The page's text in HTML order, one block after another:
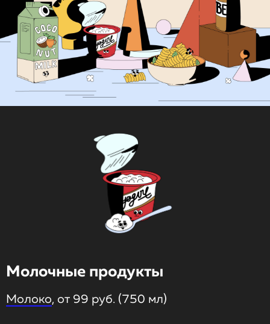
Молочные продукты
Молоко, от 99 руб. (750 мл)